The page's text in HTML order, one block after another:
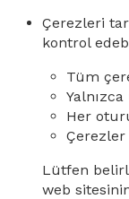
Çerezleri
kontrol
Tüm
Her
Lütfen
web